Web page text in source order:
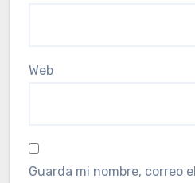
Web
Guarda mi nombre, correo